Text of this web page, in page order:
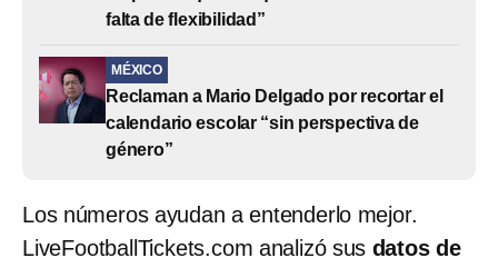
falta de flexibilidad”
MÉXICO
Reclaman a Mario Delgado por recortar el
calendario escolar “sin perspectiva de
género”
Los números ayudan a entenderlo mejor.
LiveFootballTickets.com analizó sus datos de